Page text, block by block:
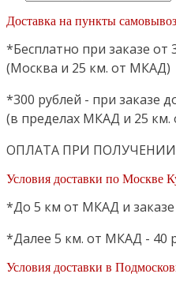
Доставка на пункты
*Бесплатно при заказе от
(Москва и 25 км. от МКАД)
*300 рублей - при заказе
(в пределах МКАД и 25
ОПЛАТА ПРИ
Условия доставки по Москве
*До 5 км от МКАД и заказе
*Далее 5 км. от МКАД - 40
Условия доставки в